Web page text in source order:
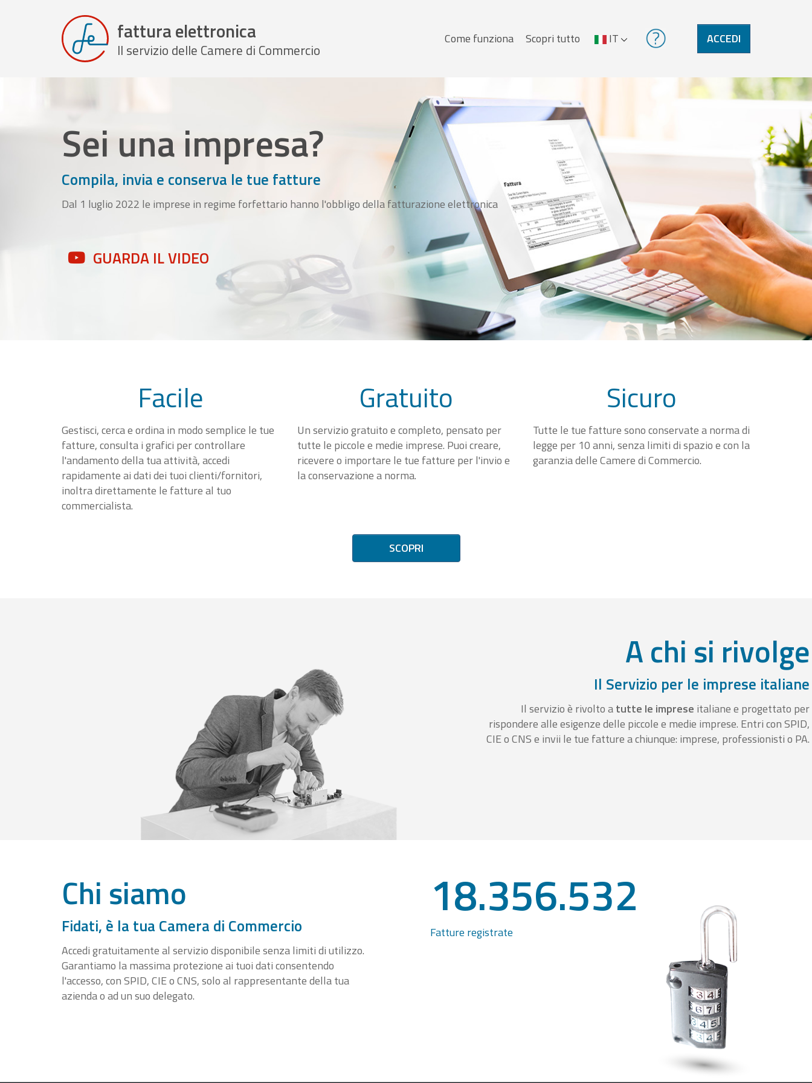
fattura elettronica
Il servizio delle Camere di Commercio Menu
Come funziona Scopri tutto IT ACCEDI
Sei una impresa?
Compila, invia e conserva le tue fatture
Dal 1 luglio 2022 le imprese in regime forfettario hanno l'obbligo della fatturazione elettronica
GUARDA IL VIDEO
Facile
Gestisci, cerca e ordina in modo semplice le tue
fatture, consulta i grafici per controllare
l'andamento della tua attività, accedi
rapidamente ai dati dei tuoi clienti/fornitori,
inoltra direttamente le fatture al tuo
commercialista.
Gratuito
Un servizio gratuito e completo, pensato per
tutte le piccole e medie imprese. Puoi creare,
ricevere o importare le tue fatture per l'invio e
la conservazione a norma.
Sicuro
Tutte le tue fatture sono conservate a norma di
legge per 10 anni, senza limiti di spazio e con la
garanzia delle Camere di Commercio.
SCOPRI
A chi si rivolge
Il Servizio per le imprese italiane
Il servizio è rivolto atutte le imprese italiane e progettato per
rispondere alle esigenze delle piccole e medie imprese. Entri con SPID,
CIE o CNS e invii le tue fatture a chiunque: imprese, professionisti o PA.
Chi siamo
Fidati, è la tua Camera di Commercio
Accedi gratuitamente al servizio disponibile senza limiti di utilizzo.
Garantiamo la massima protezione ai tuoi dati consentendo
l'accesso, con SPID, CIE o CNS, solo al rappresentante della tua
azienda o ad un suo delegato.
18.356.532
Fatture registrate